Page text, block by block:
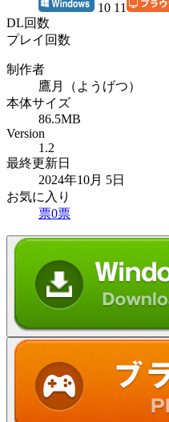
10 11
DL回数
プレイ回数
制作者
鷹月（ようげつ）
本体サイズ
86.5MB
Version
1.2
最終更新日
2024年10月 5日
お気に入り
票0票